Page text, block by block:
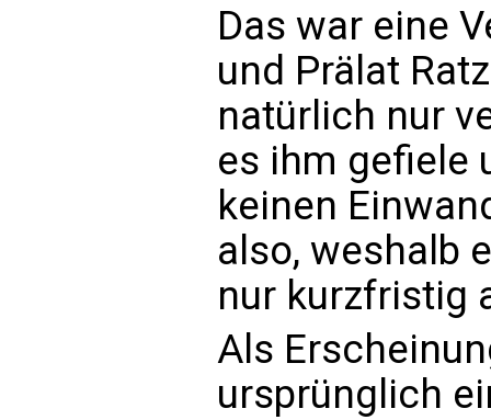
Das war eine
und Prälat
natürlich nur
es ihm gefiele
keinen
also, weshalb
nur kurzfristig
Als
ursprünglich